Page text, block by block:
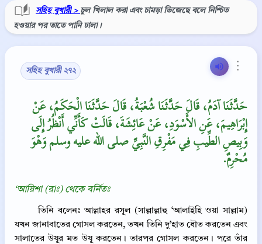
সহিহ বুখারী > চুল খিলাল করা এবং চামড়া ভিজেছে বলে নিশ্চিত
হওয়ার পর তাতে পানি ঢালা।
⋮
সহিহ বুখারী ২৭২
حَدَّثَنَا آدَمُ، قَالَ حَدَّثَنَا شُعْبَةُ، قَالَ حَدَّثَنَا الْحَكَمُ، عَنْ
إِبْرَاهِيمَ، عَنِ الأَسْوَدِ، عَنْ عَائِشَةَ، قَالَتْ كَأَنِّي أَنْظُرُ إِلَى
وَبِيصِ الطِّيبِ فِي مَفْرِقِ النَّبِيِّ صلى الله عليه وسلم وَهْوَ
مُحْرِمٌ‏.‏
‘আয়িশা (রাঃ) থেকে বর্নিতঃ
তিনি বলেনঃ আল্লাহর রসূল (সাল্লাল্লাহু ‘আলাইহি ওয়া সাল্লাম)
যখন জানাবাতের গোসল করতেন, তখন তিনি দু’হাত ধৌত করতেন এবং
সালাতের উযূর মত উযূ করতেন। তারপর গোসল করতেন। পরে তাঁর